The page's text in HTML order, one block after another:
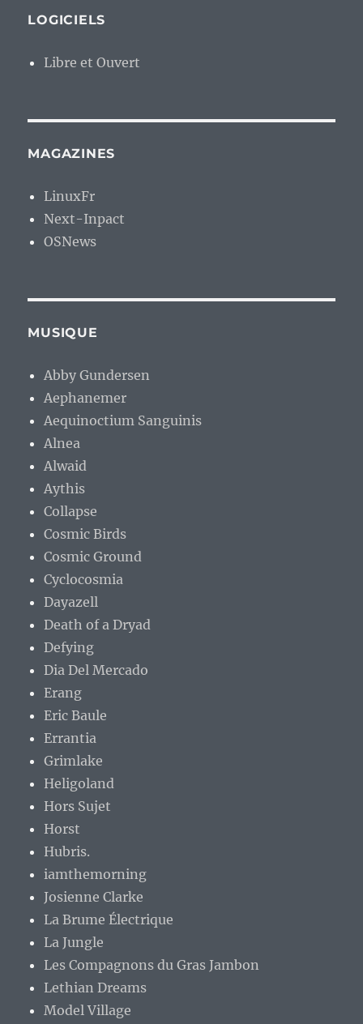
LOGICIELS
Libre et Ouvert
MAGAZINES
LinuxFr
Next-Inpact
OSNews
MUSIQUE
Abby Gundersen
Aephanemer
Aequinoctium Sanguinis
Alnea
Alwaid
Aythis
Collapse
Cosmic Birds
Cosmic Ground
Cyclocosmia
Dayazell
Death of a Dryad
Defying
Dia Del Mercado
Erang
Eric Baule
Errantia
Grimlake
Heligoland
Hors Sujet
Horst
Hubris.
iamthemorning
Josienne Clarke
La Brume Électrique
La Jungle
Les Compagnons du Gras Jambon
Lethian Dreams
Model Village